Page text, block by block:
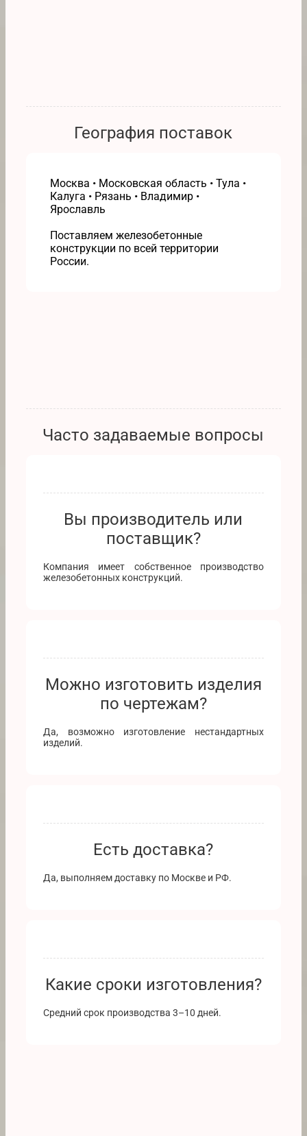
География поставок
Москва • Московская область • Тула •
Калуга • Рязань • Владимир •
Ярославль
Поставляем железобетонные
конструкции по всей территории
России.
Часто задаваемые вопросы
Вы производитель или
поставщик?
Компания имеет собственное производство
железобетонных конструкций.
Можно изготовить изделия
по чертежам?
Да, возможно изготовление нестандартных
изделий.
Есть доставка?
Да, выполняем доставку по Москве и РФ.
Какие сроки изготовления?
Средний срок производства 3–10 дней.